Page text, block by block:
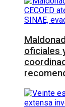
oficiales